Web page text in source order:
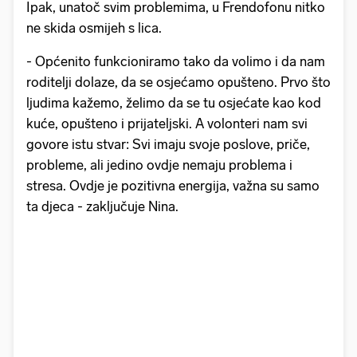
Ipak, unatoč svim problemima, u Frendofonu nitko
ne skida osmijeh s lica.
- Općenito funkcioniramo tako da volimo i da nam
roditelji dolaze, da se osjećamo opušteno. Prvo što
ljudima kažemo, želimo da se tu osjećate kao kod
kuće, opušteno i prijateljski. A volonteri nam svi
govore istu stvar: Svi imaju svoje poslove, priče,
probleme, ali jedino ovdje nemaju problema i
stresa. Ovdje je pozitivna energija, važna su samo
ta djeca - zaključuje Nina.